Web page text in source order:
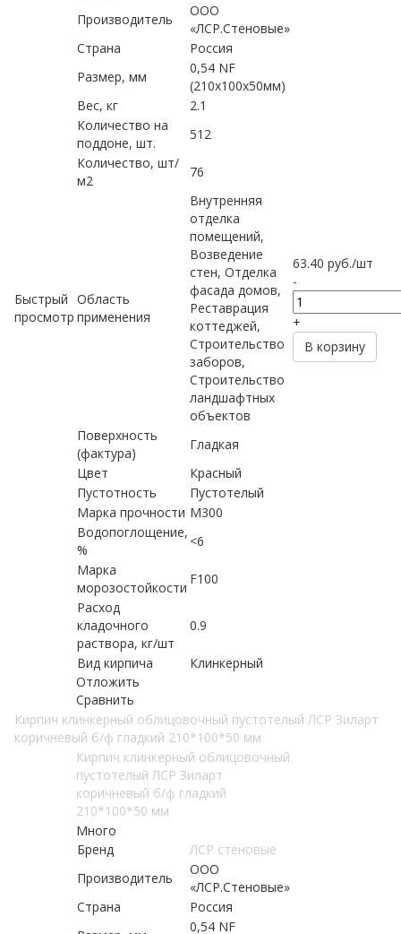
Быстрый
просмотр
Производитель
ООО
«ЛСР.Стеновые»
Страна
Россия
Размер, мм
0,54 NF
(210х100х50мм)
Вес, кг
2.1
Количество на
поддоне, шт.
512
Количество, шт/
м2
76
Область
применения
Внутренняя
отделка
помещений,
Возведение
стен, Отделка
фасада домов,
Реставрация
коттеджей,
Строительство
заборов,
Строительство
ландшафтных
объектов
Поверхность
(фактура)
Гладкая
Цвет
Красный
Пустотность
Пустотелый
Марка прочности М300
Водопоглощение,
%
<6
Марка
морозостойкости
F100
Расход
кладочного
раствора, кг/шт
0.9
Вид кирпича
Клинкерный
Отложить
Сравнить
63.40 руб./шт
-
+
В корзину
Кирпич клинкерный облицовочный пустотелый ЛСР Зиларт
коричневый б/ф гладкий 210*100*50 мм
Кирпич клинкерный облицовочный
пустотелый ЛСР Зиларт
коричневый б/ф гладкий
210*100*50 мм
Много
Бренд
ЛСР стеновые
Производитель
ООО
«ЛСР.Стеновые»
Страна
Россия
0,54 NF